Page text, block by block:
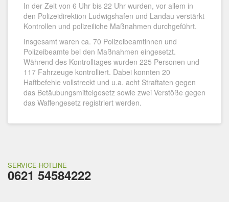
In der Zeit von 6 Uhr bis 22 Uhr wurden, vor allem in
den Polizeidirektion Ludwigshafen und Landau verstärkt
Kontrollen und polizeiliche Maßnahmen durchgeführt.
Insgesamt waren ca. 70 Polizeibeamtinnen und
Polizeibeamte bei den Maßnahmen eingesetzt.
Während des Kontrolltages wurden 225 Personen und
117 Fahrzeuge kontrolliert. Dabei konnten 20
Haftbefehle vollstreckt und u.a. acht Straftaten gegen
das Betäubungsmittelgesetz sowie zwei Verstöße gegen
das Waffengesetz registriert werden.
SERVICE-HOTLINE
0621 54584222